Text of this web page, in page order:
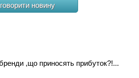
новину
,що приносять прибуток?!...